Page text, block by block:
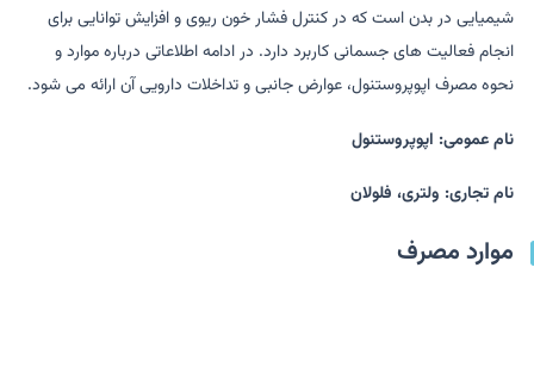
شیمیایی در بدن است که در کنترل فشار خون ریوی و افزایش توانایی برای
انجام فعالیت های جسمانی کاربرد دارد. در ادامه اطلاعاتی درباره موارد و
نحوه مصرف اپوپروستنول، عوارض جانبی و تداخلات دارویی آن ارائه می شود.
نام عمومی: اپوپروستنول
نام تجاری: ولتری، فلولان
موارد مصرف